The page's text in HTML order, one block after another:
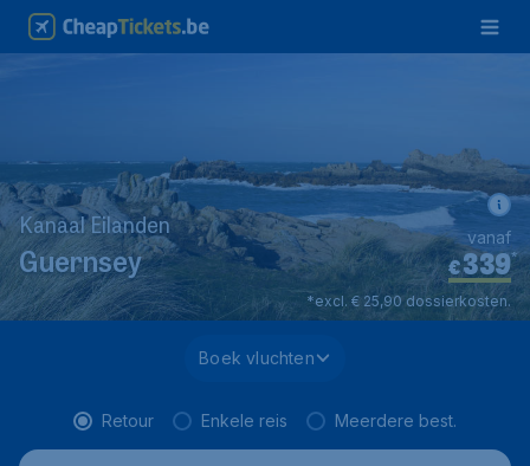
Kanaal Eilanden
Guernsey €339*
vanaf
*excl. € 25,90 dossierkosten.
Boek vluchten
Retour Enkele reis Meerdere best.